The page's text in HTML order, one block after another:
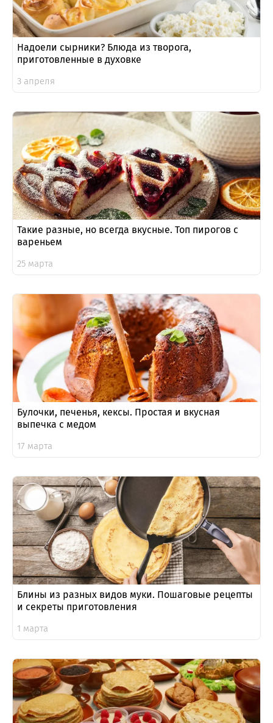
Надоели сырники? Блюда из творога,
приготовленные в духовке
3 апреля
Такие разные, но всегда вкусные. Топ пирогов с
вареньем
25 марта
Булочки, печенья, кексы. Простая и вкусная
выпечка с медом
17 марта
Блины из разных видов муки. Пошаговые рецепты
и секреты приготовления
1 марта